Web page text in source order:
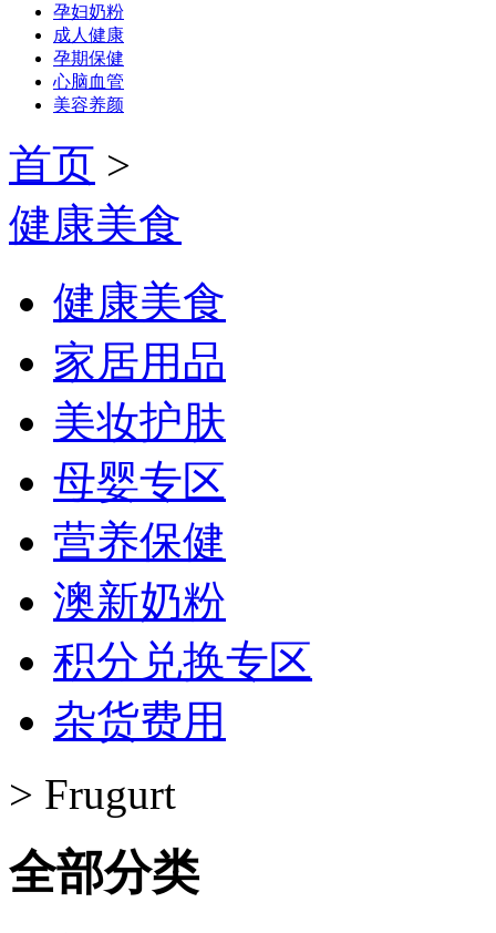
孕妇奶粉
成人健康
孕期保健
心脑血管
美容养颜
首页 >
健康美食
健康美食
家居用品
美妆护肤
母婴专区
营养保健
澳新奶粉
积分兑换专区
杂货费用
> Frugurt
全部分类